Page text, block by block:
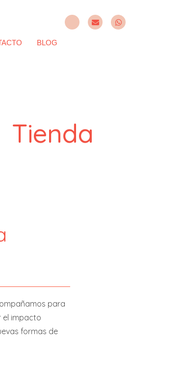
BLOG
Tienda
para
el impacto
formas de